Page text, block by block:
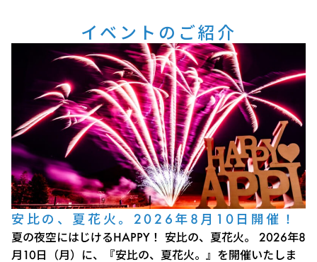
イベントのご紹介
安比の、夏花火。2026年8月10日開催！
夏の夜空にはじけるHAPPY！ 安比の、夏花火。 2026年8
月10日（月）に、『安比の、夏花火。』を開催いたしま